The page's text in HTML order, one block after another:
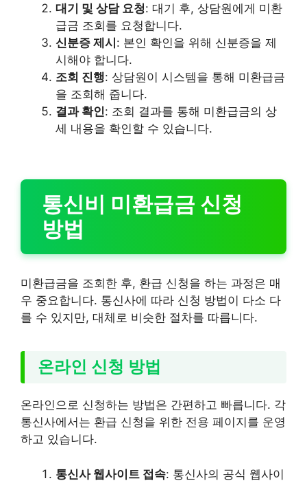
대기 및 상담 요청: 대기 후, 상담원에게 미환
급금 조회를 요청합니다.
신분증 제시: 본인 확인을 위해 신분증을 제
시해야 합니다.
조회 진행: 상담원이 시스템을 통해 미환급금
을 조회해 줍니다.
결과 확인: 조회 결과를 통해 미환급금의 상
세 내용을 확인할 수 있습니다.
통신비 미환급금 신청
방법
미환급금을 조회한 후, 환급 신청을 하는 과정은 매
우 중요합니다. 통신사에 따라 신청 방법이 다소 다
를 수 있지만, 대체로 비슷한 절차를 따릅니다.
온라인 신청 방법
온라인으로 신청하는 방법은 간편하고 빠릅니다. 각
통신사에서는 환급 신청을 위한 전용 페이지를 운영
하고 있습니다.
통신사 웹사이트 접속: 통신사의 공식 웹사이